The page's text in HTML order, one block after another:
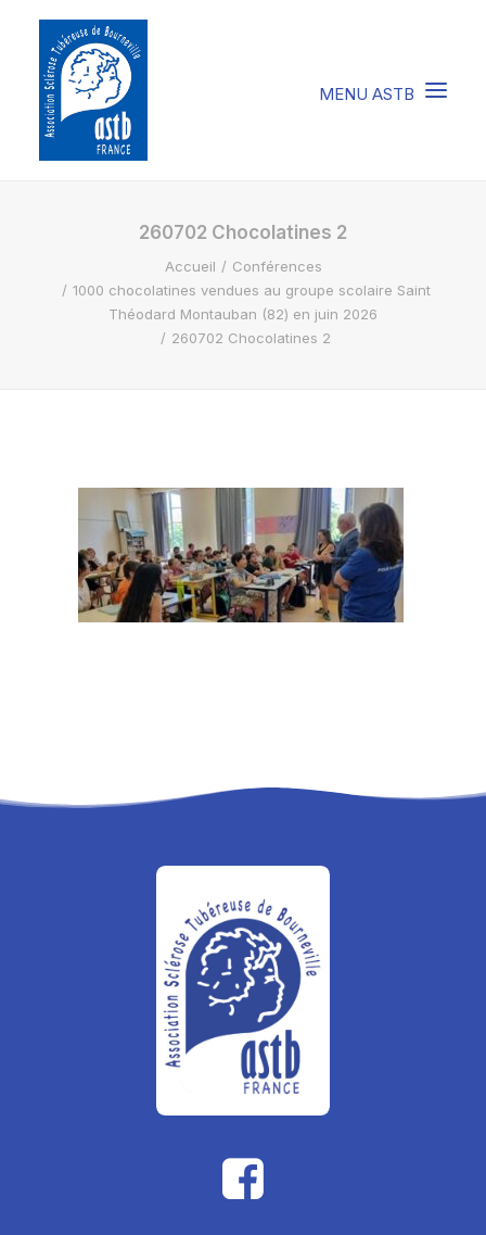
COMPRENDRE LA STB
SOIGNER LA STB
VIVRE AVEC LA STB
RECHERCHE
PANIER
260702 Chocolatines 2
Accueil
Conférences
1000 chocolatines vendues au groupe scolaire Saint
Théodard Montauban (82) en juin 2026
260702 Chocolatines 2